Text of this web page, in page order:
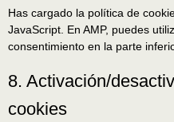
Has cargado la política de
JavaScript. En AMP, puedes
consentimiento en la parte
8. Activación/
cookies